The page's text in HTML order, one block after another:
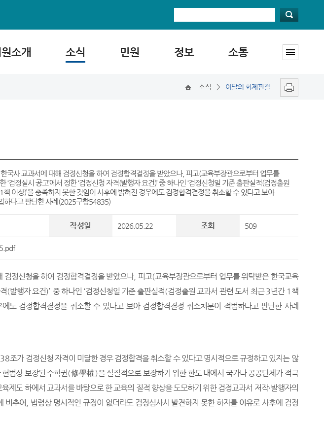
소개 소식 민원 정보 소통
소식 > 이달의 화제판결
국사 교과서에 대해 검정신청을 하여 검정합격결정을 받았으나, 피고(교육부장관으로부터 업무를
‘검정실시 공고’에서 정한 ‘검정신청 자격(발행자 요건)’ 중 하나인 ‘검정신청일 기준 출판실적(검정출원
이상)’을 충족하지 못한 것임이 사후에 밝혀진 경우에도 검정합격결정을 취소할 수 있다고 보아
하다고 판단한 사례(2025구합54835)
작성일 2026.05.22 조회 509
검정신청을 하여 검정합격결정을 받았으나,피고(교육부장관으로부터 업무를 위탁받은 한국교육
(발행자 요건)’ 중 하나인 ‘검정신청일 기준 출판실적(검정출원 교과서 관련 도서 최근3년간 1 책
도 검정합격결정을 취소할 수 있다고 보아 검정합격결정 취소처분이 적법하다고 판단한 사례
38조가 검정신청 자격이 미달한 경우 검정합격을 취소할 수 있다고 명시적으로 규정하고 있지는 않
법상 보장된 수학권(修學權)을 실질적으로 보장하기 위한 한도 내에서 국가나 공공단체가 적극
육제도 하에서 교과서를 바탕으로 한 교육의 질적 향상을 도모하기 위한 검정교과서 저작·발행자의
비추어
법령상 명시적인 규정이 없더라도 검정심사시 발견하지 못한 하자를 이유로 사후에 검정